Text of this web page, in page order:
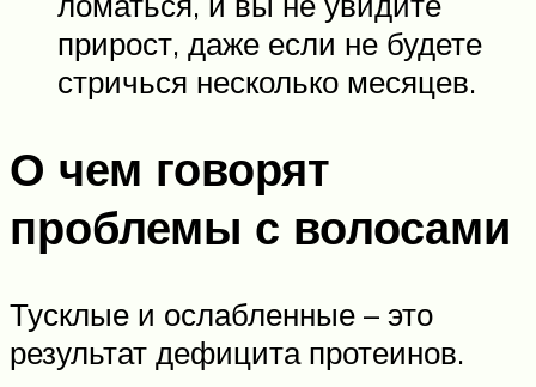
прирост, даже если не будете
стричься несколько месяцев.
О чем говорят
проблемы с волосами
Тусклые и ослабленные – это
результат дефицита протеинов.